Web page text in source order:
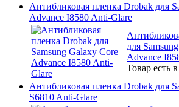
Антибликовая пленка Drobak для
Advance I8580 Anti-Glare
для
Advance
Товар есть
Антибликовая пленка Drobak для
S6810 Anti-Glare